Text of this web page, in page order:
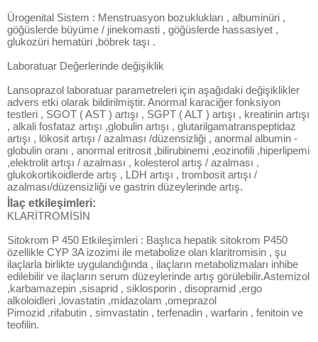
Ürogenital Sistem : Menstruasyon bozuklukları , albuminüri ,
göğüslerde büyüme / jinekomasti , göğüslerde hassasiyet ,
glukozüri hematüri ,böbrek taşı .
Laboratuar Değerlerinde değişiklik
Lansoprazol laboratuar parametreleri için aşağıdaki değişiklikler
advers etki olarak bildirilmiştir. Anormal karaciğer fonksiyon
testleri , SGOT ( AST ) artışı , SGPT ( ALT ) artışı , kreatinin artışı
, alkali fosfataz artışı ,globulin artışı , glutarilgamatranspeptidaz
artışı , lökosit artışı / azalması /düzensizliği , anormal albumin -
globulin oranı , anormal eritrosit ,bilirubinemi ,eozinofili ,hiperlipemi
,elektrolit artışı / azalması , kolesterol artış / azalması ,
glukokortikoidlerde artış , LDH artışı , trombosit artışı /
azalması/düzensizliği ve gastrin düzeylerinde artış.
İlaç etkileşimleri:
KLARİTROMİSİN
Sitokrom P 450 Etkileşimleri : Başlıca hepatik sitokrom P450
özellikle CYP 3A izozimi ile metabolize olan klaritromisin , şu
ilaçlarla birlikte uygulandığında , ilaçların metabolizmaları inhibe
edilebilir ve ilaçların serum düzeylerinde artış görülebilir.Astemizol
,karbamazepin ,sisaprid , siklosporin , disopramid ,ergo
alkoloidleri ,lovastatin ,midazolam ,omeprazol
Pimozid ,rifabutin , simvastatin , terfenadin , warfarin , fenitoin ve
teofilin.